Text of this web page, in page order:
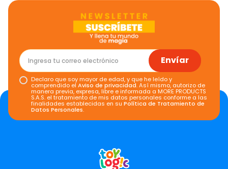
Envíar
Declaro que soy mayor de edad, y que he leído y
comprendido elAviso de privacidad. Así mismo, autorizo de
manera previa, expresa, libre e informada a MORE PRODUCTS
S.A.S. el tratamiento de mis datos personales conforme a las
finalidades establecidas en suPolítica de Tratamiento de
Datos Personales.